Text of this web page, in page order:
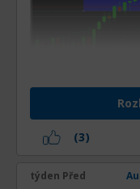
(3)
týden Před